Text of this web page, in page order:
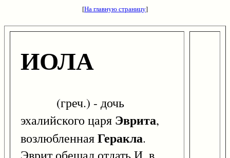
[На главную страницу]
ИОЛА
(греч.) - дочь
эхалийского царя Эврита,
возлюбленнаяГеракла.